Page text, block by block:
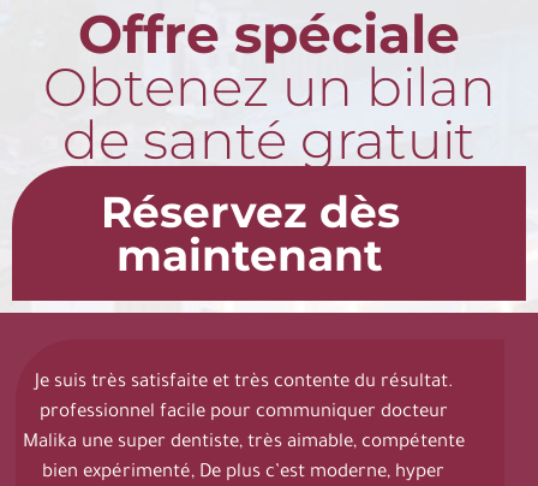
Offre spéciale
Obtenez un bilan
de santé gratuit
Réservez dès
maintenant
Je suis très satisfaite et très contente du résultat.
professionnel facile pour communiquer docteur
Malika une super dentiste, très aimable, compétente
bien expérimenté, De plus c’est moderne, hyper